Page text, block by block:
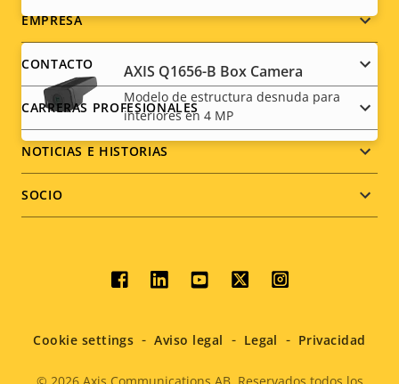
AXIS Q1656-B Box Camera
Modelo de estructura desnuda para
interiores en 4 MP
Footer
menu
EMPRESA
CONTACTO
CARRERAS PROFESIONALES
NOTICIAS E HISTORIAS
SOCIO
Social
menu
Cookie settings Aviso legal Legal Privacidad